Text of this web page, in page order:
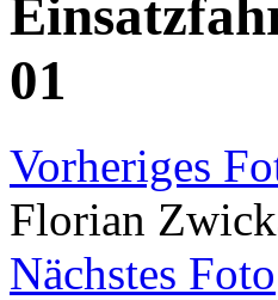
01
Vorheriges
Florian
Nächstes Foto